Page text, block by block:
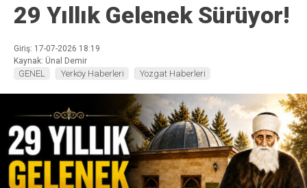
29 Yıllık Gelenek Sürüyor!
Giriş: 17-07-2026 18:19
Kaynak: Ünal Demir
GENEL Yerköy Haberleri Yozgat Haberleri